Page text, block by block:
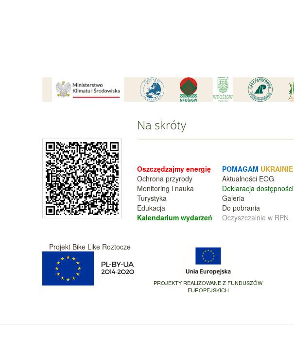
Na skróty
Oszczędzajmy energię
Ochrona przyrody
Monitoring i nauka
Turystyka
Edukacja
Kalendarium wydarzeń
POMAGAM UKRAINIE
Aktualności EOG
Deklaracja dostępności
Galeria
Do pobrania
Oczyszczalnie w RPN
Projekt Bike Like Roztocze
PROJEKTY REALIZOWANE Z FUNDUSZÓW
EUROPEJSKICH